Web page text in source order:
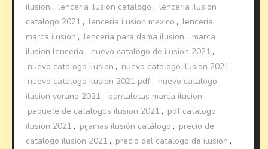
ilusion , lenceria ilusion catalogo , lenceria ilusion
catalogo 2021 , lenceria ilusion mexico , lenceria
marca ilusion , lenceria para dama ilusion , marca
ilusion lenceria , nuevo catalogo de ilusion 2021 ,
nuevo catalogo ilusion , nuevo catalogo ilusion 2021 ,
nuevo catalogo ilusion 2021 pdf , nuevo catalogo
ilusion verano 2021 , pantaletas marca ilusion ,
paquete de catalogos ilusion 2021 , pdf catalogo
ilusion 2021 , pijamas ilusión catálogo , precio de
catalogo ilusion 2021 , precio del catalogo de ilusion ,